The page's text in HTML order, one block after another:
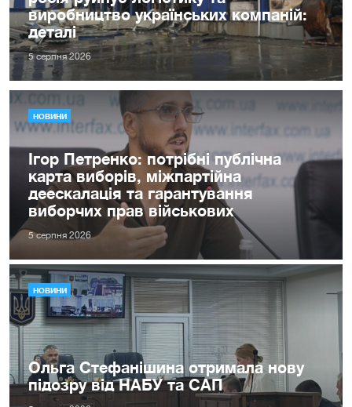
виробництво українських компаній:
деталі
5 серпня 2026
НОВИНИ
Ігор Петренко: потрібні публічна
карта виборів, міжпартійна
деескалація та гарантування
виборчих прав військових
5 серпня 2026
НОВИНИ
Ольга Стефанішина отримала нову
підозру від НАБУ та САП